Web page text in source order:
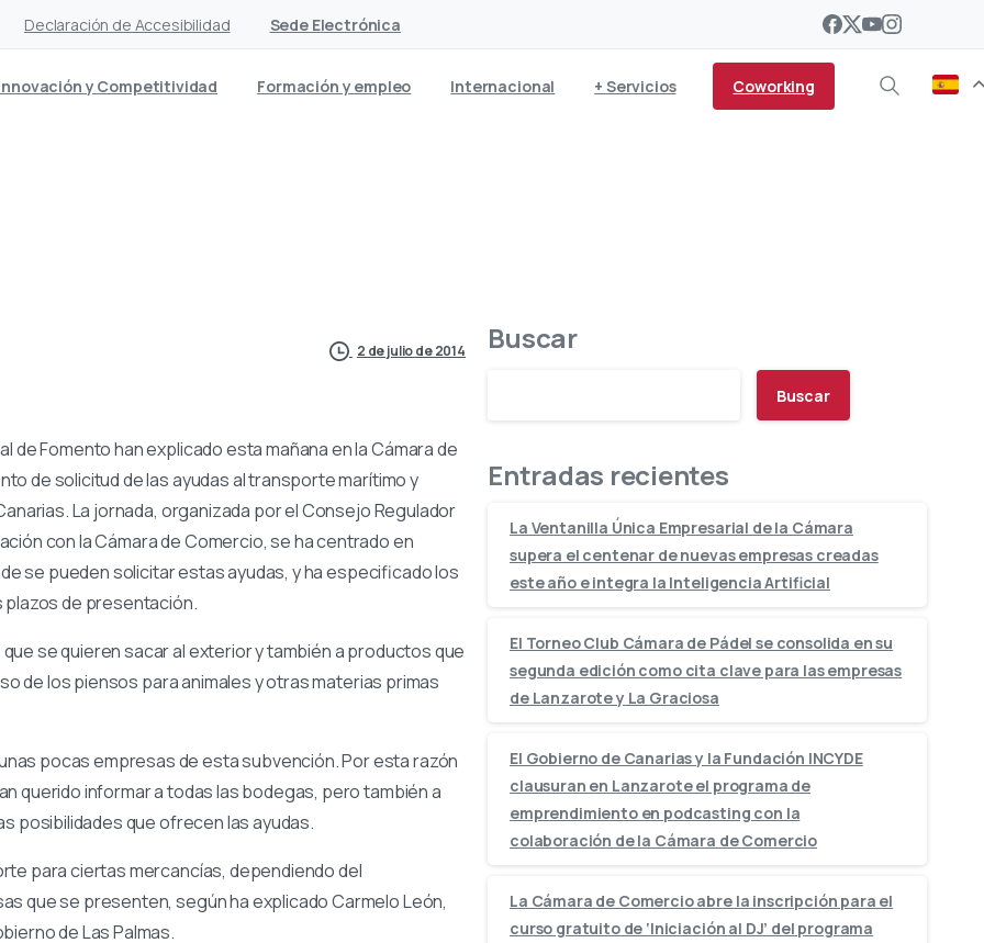
Declaración de Accesibilidad Sede Electrónica
y Competitividad Formación y empleo Internacional + Servicios Coworking
2 de julio de 2014
Fomento han explicado esta mañana en la Cámara de
de solicitud de las ayudas al transporte marítimo y
La jornada, organizada por el Consejo Regulador
con la Cámara de Comercio, se ha centrado en
se pueden solicitar estas ayudas, y ha especificado los
de presentación.
se quieren sacar al exterior y también a productos que
de los piensos para animales y otras materias primas
pocas empresas de esta subvención. Por esta razón
querido informar a todas las bodegas, pero también a
posibilidades que ofrecen las ayudas.
para ciertas mercancías, dependiendo del
que se presenten, según ha explicado Carmelo León,
de Las Palmas.
Buscar
Buscar
Entradas recientes
La Ventanilla Única Empresarial de la Cámara
supera el centenar de nuevas empresas creadas
este año e integra la Inteligencia Artificial
El Torneo Club Cámara de Pádel se consolida en su
segunda edición como cita clave para las empresas
de Lanzarote y La Graciosa
El Gobierno de Canarias y la Fundación INCYDE
clausuran en Lanzarote el programa de
emprendimiento en podcasting con la
colaboración de la Cámara de Comercio
La Cámara de Comercio abre la inscripción para el
curso gratuito de ‘Iniciación al DJ’ del programa